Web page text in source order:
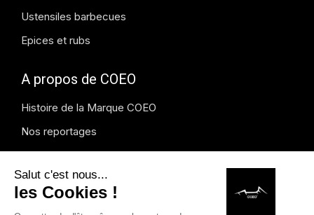
Ustensiles barbecues
Epices et rubs
A propos de COEO
Histoire de la Marque COEO
Nos reportages
Blog COEO
Presse et média
Instagram